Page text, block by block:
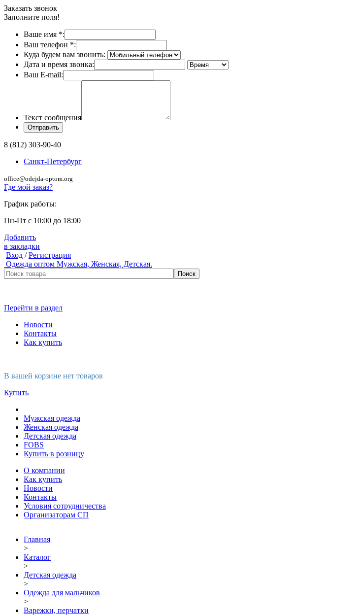
Заказать звонок
Заполните поля!
Ваше имя *:
Ваш телефон *:
Куда будем вам звонить:
Дата и время звонка:
Ваш E-mail:
Текст сообщения
8 (812) 303-90-40
Санкт-Петербург
office@odejda-optom.org
Где мой заказ?
График работы:
Пн-Пт с 10:00 до 18:00
Добавить
в закладки
Вход /Регистрация
Одежда оптом Мужская, Женская, Детская.
Перейти в раздел
Новости
Контакты
Как купить
В вашей корзине нет товаров
Купить
Мужская одежда
Женская одежда
Детская одежда
FOBS
Купить в розницу
О компании
Как купить
Новости
Контакты
Условия сотрудничества
Организаторам СП
Главная
>
Каталог
>
Детская одежда
>
Одежда для мальчиков
>
Варежки, перчатки